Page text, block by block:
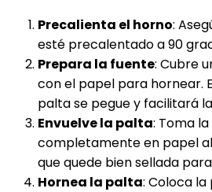
Precalienta el horno:
esté precalentado a 90
Prepara la fuente: Cubre
con el papel para hornear.
palta se pegue y facilitará
Envuelve la palta: Toma
completamente en papel
que quede bien sellada
Hornea la palta: Coloca